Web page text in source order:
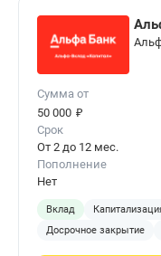
Сумма от
50 000 ₽
Срок
От 2 до 12 мес.
Пополнение
Нет
Вклад
Досрочное закрытие